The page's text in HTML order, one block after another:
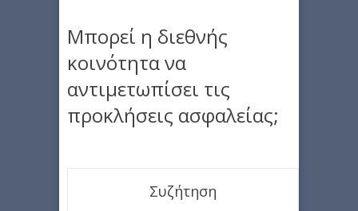
Μπορεί η διεθνής
κοινότητα να
αντιμετωπίσει τις
προκλήσεις ασφαλείας;
Συζήτηση